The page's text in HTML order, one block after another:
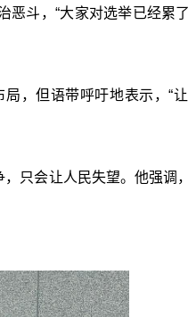
斗，“大家对选举已经累
，但语带呼吁地表示，“
只会让人民失望。他强调